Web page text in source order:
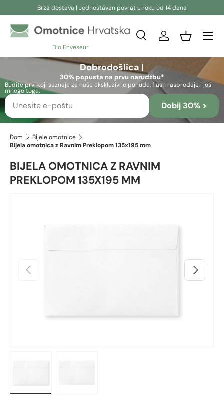
Brza dostava | Jednostavan povrat u roku od 14 dana
Dio Enveseur
Pretraživanje
Pretraživanje
Pretraživanje
PrijavaKošara
Dobrodošlica |
30% popusta na prvu narudžbu*
Budite prvi koji saznaje za naše ekskluzivne ponude, flash rasprodaje i još
mnogo toga.
Dobij 30% >
Dom
Bijele omotnice
Bijela omotnica z Ravnim Preklopom 135x195 mm
BIJELA OMOTNICA Z RAVNIM
PREKLOPOM 135X195 MM
Prethodno Sljedeći